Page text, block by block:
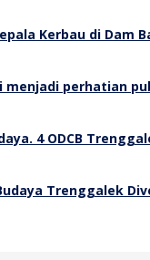
Kerbau di Dam
4 ODCB
Trenggalek